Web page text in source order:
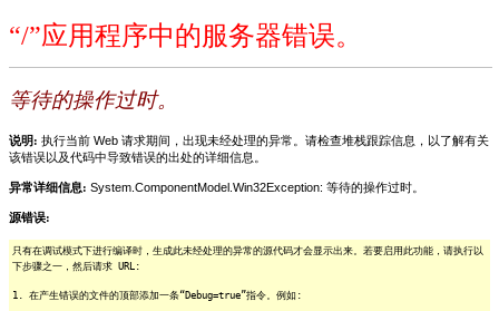
“/”应用程序中的服务器错误。
等待的操作过时。
说明: 执行当前 Web 请求期间，出现未经处理的异常。请检查堆栈跟踪信息，以了解有关
该错误以及代码中导致错误的出处的详细信息。
异常详细信息: System.ComponentModel.Win32Exception: 等待的操作过时。
源错误:
只有在调试模式下进行编译时，生成此未经处理的异常的源代码才会显示出来。若要启用此功能，请执行以
下步骤之一，然后请求 URL:
1. 在产生错误的文件的顶部添加一条“Debug=true”指令。例如: